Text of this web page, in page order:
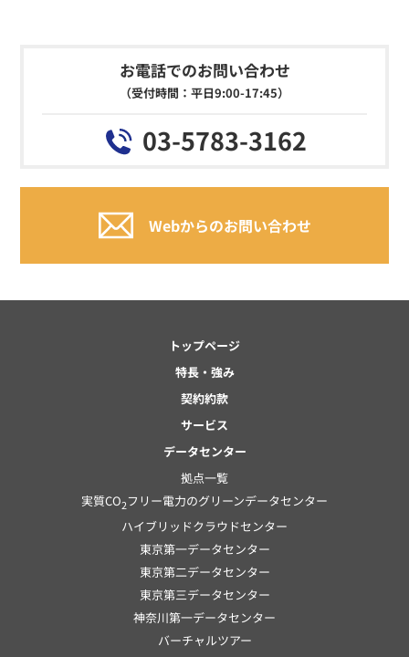
お電話でのお問い合わせ
（受付時間：平日9:00-17:45）
03-5783-3162
Webからのお問い合わせ
トップページ
特長・強み
契約約款
サービス
データセンター
拠点一覧
実質CO2フリー電力のグリーンデータセンター
ハイブリッドクラウドセンター
東京第一データセンター
東京第二データセンター
東京第三データセンター
神奈川第一データセンター
バーチャルツアー